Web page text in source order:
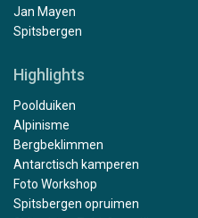
Jan Mayen
Spitsbergen
Highlights
Poolduiken
Alpinisme
Bergbeklimmen
Antarctisch kamperen
Foto Workshop
Spitsbergen opruimen